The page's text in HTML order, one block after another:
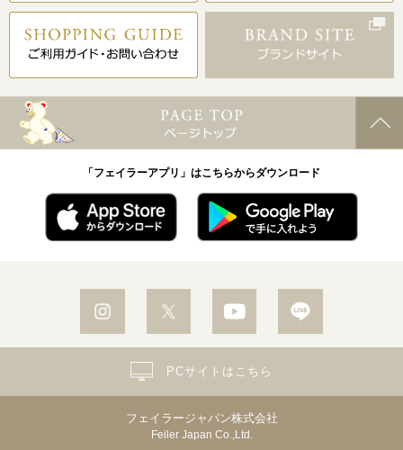
「フェイラーアプリ」はこちらからダウンロード
フェイラージャパン株式会社
Feiler Japan Co.,Ltd.
PCサイトはこちら